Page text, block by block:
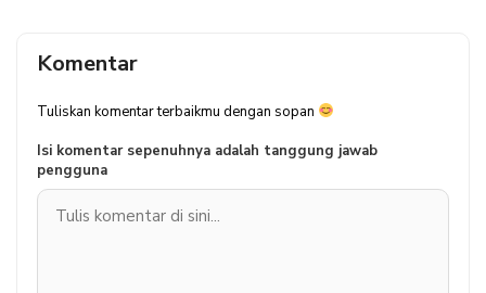
Komentar
Tuliskan komentar terbaikmu dengan sopan
Isi komentar sepenuhnya adalah tanggung jawab
pengguna